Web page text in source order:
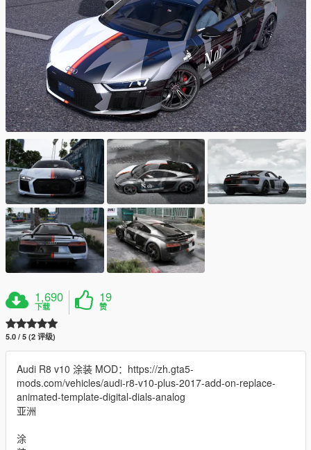
1,690
下载
19
赞
5.0 / 5 (2 评级)
Audi R8 v10 涂装 MOD：https://zh.gta5-
mods.com/vehicles/audi-r8-v10-plus-2017-add-on-replace-
animated-template-digital-dials-analog
亚洲
涂